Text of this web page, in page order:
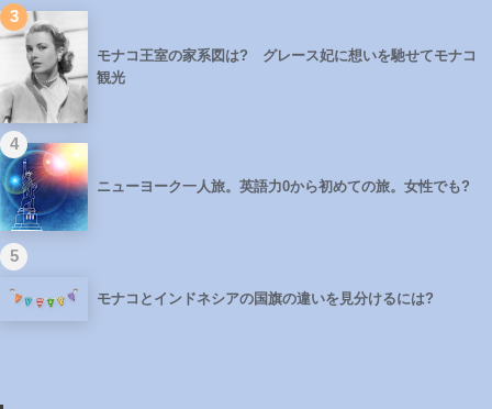
3
モナコ王室の家系図は? グレース妃に想いを馳せてモナコ
観光
4
ニューヨーク一人旅。英語力0から初めての旅。女性でも?
5
モナコとインドネシアの国旗の違いを見分けるには?